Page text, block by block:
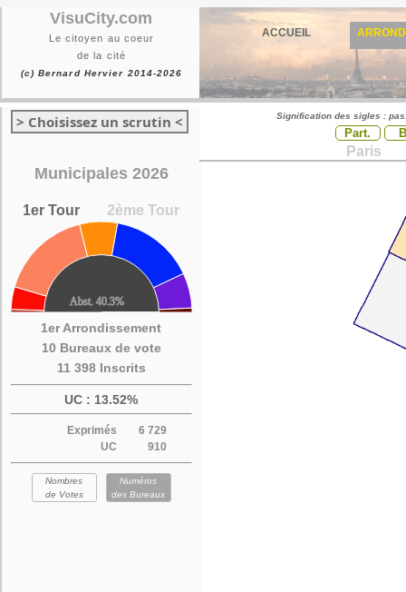
VisuCity.com
Le citoyen au coeur
de la cité
(c) Bernard Hervier 2014-2026
ACCUEIL
> Choisissez un scrutin <
Municipales 2026
1er Tour 2ème Tour
1er Arrondissement
10 Bureaux de vote
11 398 Inscrits
UC : 13.52%
Exprimés
6 729
UC
910
Nombres
de Votes
Numéros
des Bureaux
Signification des sigles :
Part.
Paris